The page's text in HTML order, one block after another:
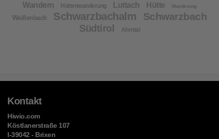
Wandern Hüttenwanderung Luttach Hütte Wanderung
Weißenbach Schwarzbachalm Schwarzbach
Südtirol Ahrntal
Kontakt
Hiwio.com
Köstlanerstraße 107
I-39042 - Brixen